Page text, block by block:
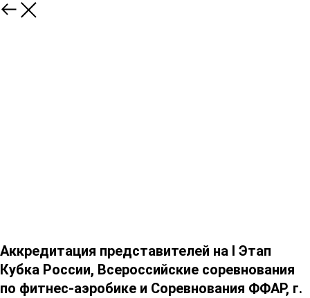
Аккредитация представителей на I Этап
Кубка России, Всероссийские соревнования
по фитнес-аэробике и Соревнования ФФАР, г.